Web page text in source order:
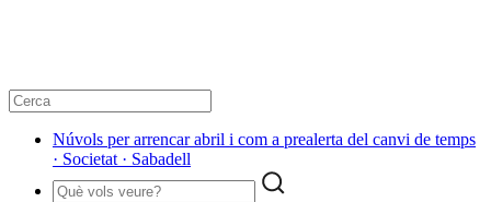
Núvols per arrencar abril i com a prealerta del canvi de temps
· Societat · Sabadell